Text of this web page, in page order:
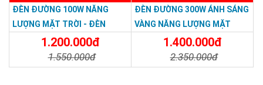
ĐÈN ĐƯỜNG 100W NĂNG
LƯỢNG MẶT TRỜI - ĐÈN
ĐƯỜNG NĂNG LƯỢNG MẶT
TRỜI 100W GIÁ RẺ - Solar
Light 100W
1.200.000đ
1.550.000đ
ĐÈN ĐƯỜNG 300W ÁNH SÁNG
VÀNG NĂNG LƯỢNG MẶT
TRỜI - Solar Light 300W
1.400.000đ
2.350.000đ